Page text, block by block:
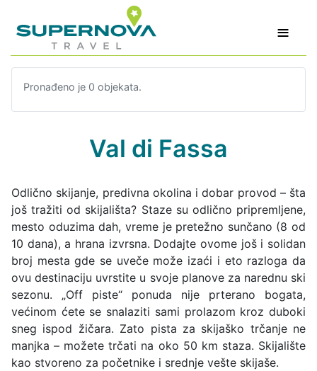
≡
Val di Fassa
Odlično skijanje, predivna okolina i dobar provod – šta
još tražiti od skijališta? Staze su odlično pripremljene,
mesto oduzima dah, vreme je pretežno sunčano (8 od
10 dana), a hrana izvrsna. Dodajte ovome još i solidan
broj mesta gde se uveče može izaći i eto razloga da
ovu destinaciju uvrstite u svoje planove za narednu ski
sezonu. „Off piste“ ponuda nije prterano bogata,
većinom ćete se snalaziti sami prolazom kroz duboki
sneg ispod žičara. Zato pista za skijaško trčanje ne
manjka – možete trčati na oko 50 km staza. Skijalište
kao stvoreno za početnike i srednje vešte skijaše.
Pronađeno je 0 objekata.